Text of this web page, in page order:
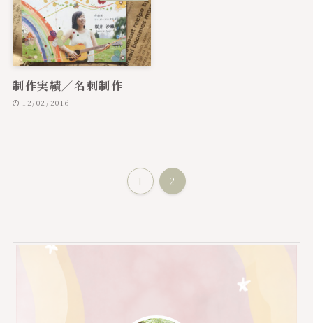
制作実績／名刺制作
12/02/2016
1 2